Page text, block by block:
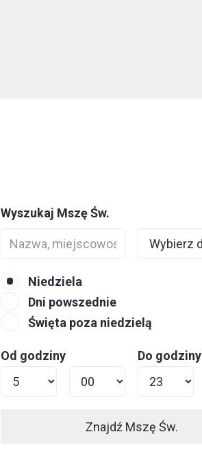
Wyszukaj Mszę Św.
Niedziela
Dni powszednie
Święta poza niedzielą
Od godziny Do godziny
Znajdź Mszę Św.